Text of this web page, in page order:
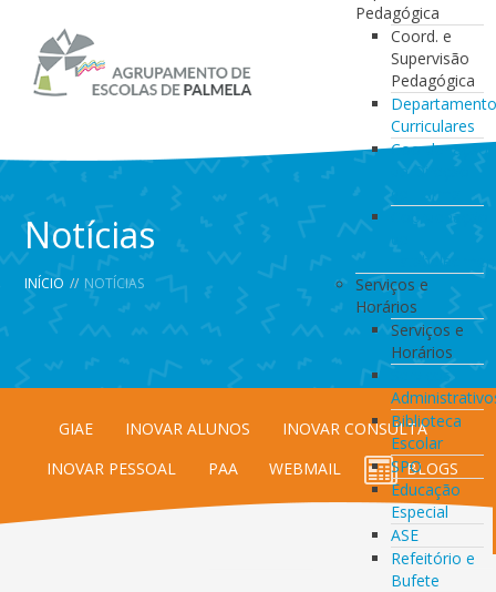
Pedagógica
Coord. e
Supervisão
Pedagógica
Curriculares
Coordenação
da Direção
de Turma
Coordenação
de
Serviços e
Horários
Serviços e
Horários
Serviços
Biblioteca
Escolar
SPO
Educação
Especial
ASE
Refeitório e
Bufete
Notícias
INÍCIO // NOTÍCIAS
GIAE INOVAR ALUNOS
INOVAR CONSULTA
INOVAR PESSOAL
PAA WEBMAIL BLOGS